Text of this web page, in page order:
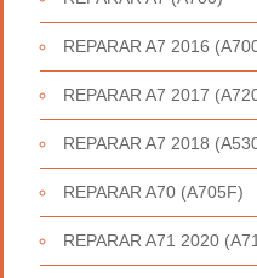
REPARAR A7 2016
REPARAR A7 2017
REPARAR A7 2018
REPARAR A70 (A705F)
REPARAR A71 2020